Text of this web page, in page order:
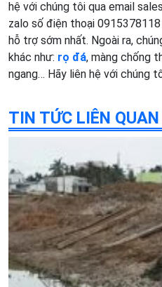
hệ với chúng tôi qua email
zalo số điện thoại
hỗ trợ sớm nhất. Ngoài ra,
khác như: rọ đá, màng chống
ngang… Hãy liên hệ với chúng
TIN TỨC LIÊN QUAN